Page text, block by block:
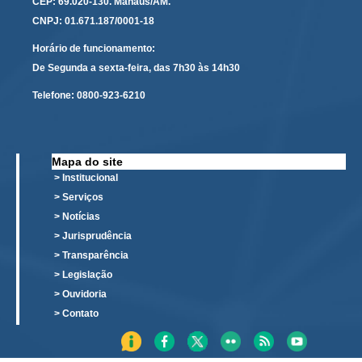
Calendário das Correições
Calendário da Justiça Itinerante
Diários Eletrônicos
e-Doc
Espaço do Servidor
Guias de recolhimento
Leilão Público
Mapa do site
CNPJ: 01.671.187/0001-18
Horário de funcionamento:
De Segunda a sexta-feira, das 7h30 às 14h30
Telefone: 0800-923-6210
Mapa do site
> Institucional
> Serviços
> Notícias
> Jurisprudência
> Transparência
> Legislação
> Ouvidoria
> Contato